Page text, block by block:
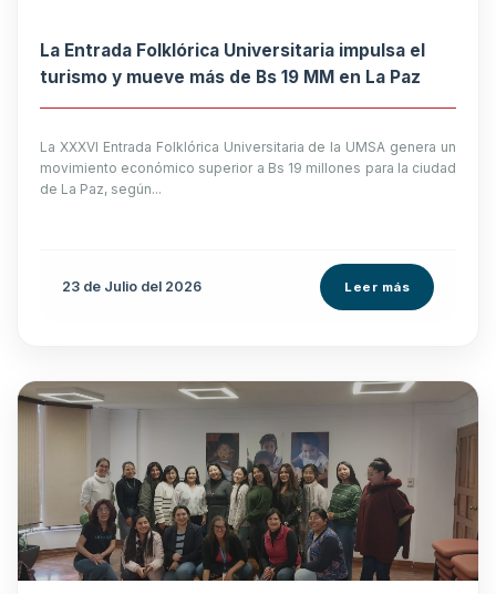
La Entrada Folklórica Universitaria impulsa el
turismo y mueve más de Bs 19 MM en La Paz
La XXXVI Entrada Folklórica Universitaria de la UMSA genera un
movimiento económico superior a Bs 19 millones para la ciudad
de La Paz, según...
23 de Julio del 2026 Leer más